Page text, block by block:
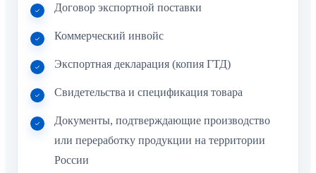
Договор экспортной поставки
Коммерческий инвойс
Экспортная декларация (копия ГТД)
Свидетельства и спецификация товара
Документы, подтверждающие производство
или переработку продукции на территории
России